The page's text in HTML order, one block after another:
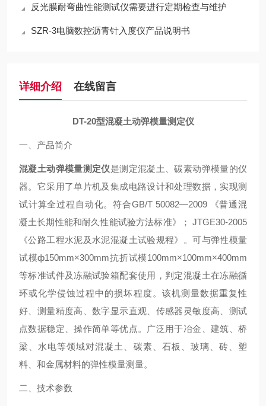
反光膜耐弯曲性能测试仪需要进行定期检查与维护
SZR-3电脑数控沥青针入度仪产品说明书
详细介绍 在线留言
DT-20型混凝土动弹模量测定仪
一、产品简介
混凝土动弹模量测定仪是测定混凝土、碳素动弹模量的仪
器。它采用了单片机及集成电路设计和处理数据，实现测
试计算全过程自动化。符合GB/T 50082—2009
《普通混
凝土长期性能和耐久性能试验方法标准》； JTGE30-2005
《公路工程水泥及水泥混凝土试验规程》。可与弹性模量
试模ф150mm×300mm抗折试模100mm×100mm×400mm
等标准试件及冻融试验箱配套使用，判定混凝土在冻融循
环或化学侵蚀过程中的损坏程度。该机测量数据重复性
好、测量精度高、数字显示直观、传感器灵敏度高、测试
点数据稳定、操作简单等优点。
广泛用于冶金、建筑、桥
梁、水电等领域对混凝土、碳素、石板、玻璃、砖、塑
料、和金属材料的弹性模量测量。
二、技术参数